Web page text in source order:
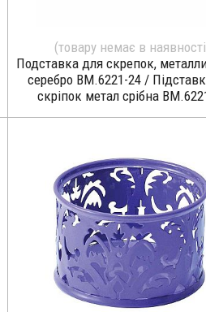
(товару немає в
Подставка для скрепок,
серебро BM.6221-24 /
скріпок метал срібна